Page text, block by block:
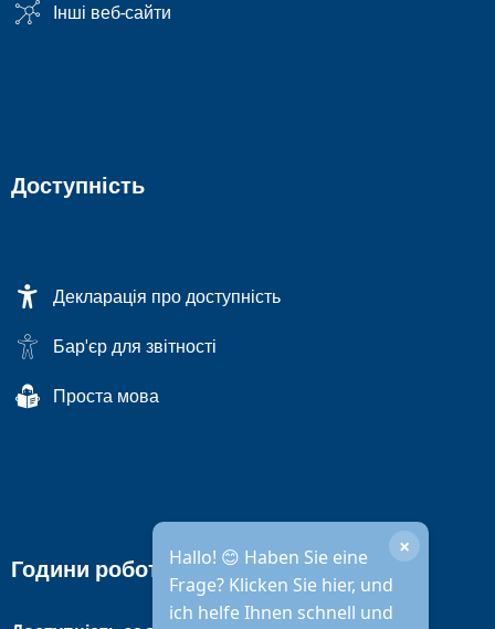
Інші веб-сайти
Доступність
Декларація про доступність
Бар'єр для звітності
Проста мова
Hallo! 😊 Haben Sie eine
Frage? Klicken Sie hier, und
ich helfe Ihnen schnell und
×
Години роботи міської адміністрації